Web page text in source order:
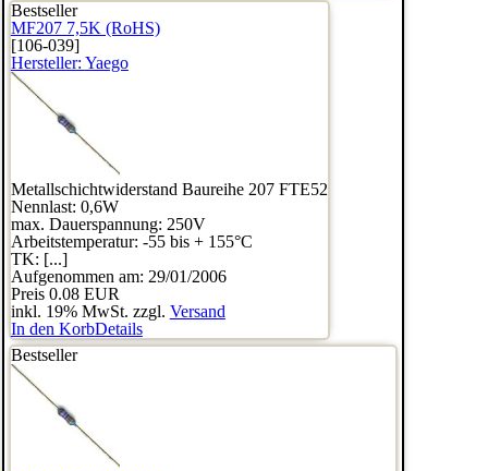
Bestseller
MF207 7,5K (RoHS)
[106-039]
Hersteller: Yaego
Metallschichtwiderstand Baureihe 207 FTE52
Nennlast: 0,6W
max. Dauerspannung: 250V
Arbeitstemperatur: -55 bis + 155°C
TK: [...]
Aufgenommen am: 29/01/2006
Preis 0.08 EUR
inkl. 19% MwSt. zzgl. Versand
In den KorbDetails
Bestseller